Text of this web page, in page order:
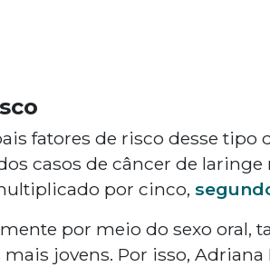
fatores de risco desse tipo
casos de câncer de
por cinco,
por meio do sexo oral,
jovens. Por isso,